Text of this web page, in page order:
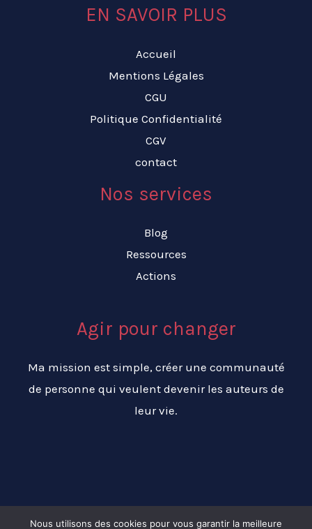
EN SAVOIR PLUS
Accueil
Mentions Légales
CGU
Politique Confidentialité
CGV
contact
Nos services
Blog
Ressources
Actions
Agir pour changer
Ma mission est simple, créer une communauté
de personne qui veulent devenir les auteurs de
leur vie.
Nous utilisons des cookies pour vous garantir la meilleure